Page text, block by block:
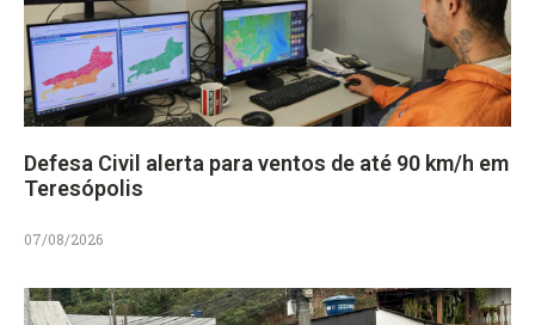
Defesa Civil alerta para ventos de até 90 km/h em
Teresópolis
07/08/2026